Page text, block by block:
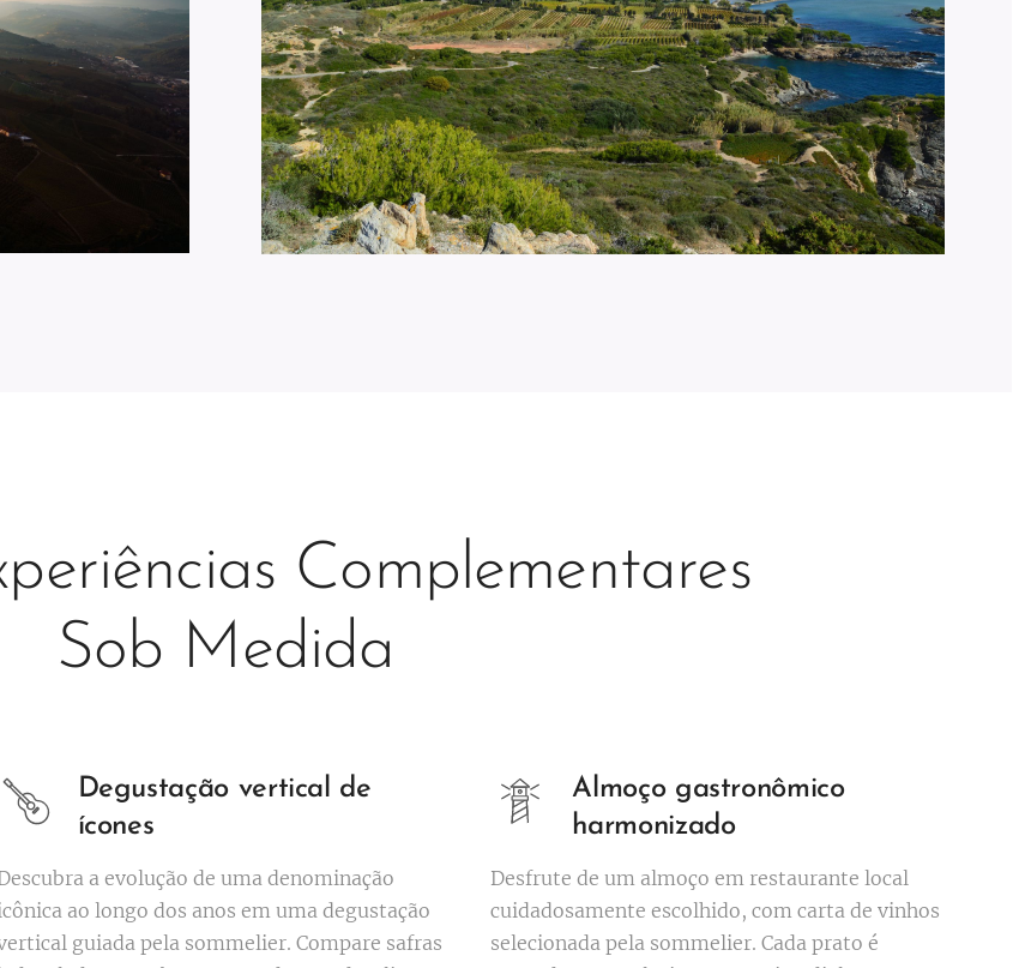
Complementares
Sob Medida
Degustação vertical de
ícones
a evolução de uma denominação
ao longo dos anos em uma degustação
guiada pela sommelier. Compare safras
Almoço gastronômico
harmonizado
Desfrute de um almoço em restaurante local
cuidadosamente escolhido, com carta de vinhos
selecionada pela sommelier. Cada prato é